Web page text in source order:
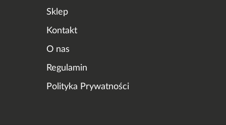
Sklep
Kontakt
O nas
Regulamin
Polityka Prywatności